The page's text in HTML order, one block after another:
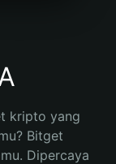
kripto yang
Bitget
Dipercaya